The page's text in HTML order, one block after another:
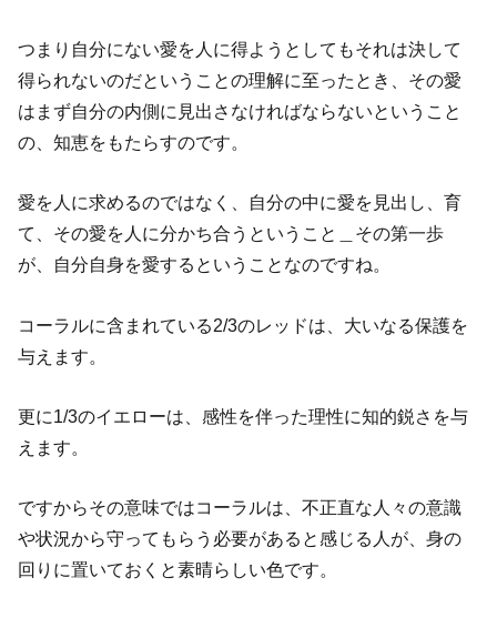
つまり自分にない愛を人に得ようとしてもそれは決して
得られないのだということの理解に至ったとき、その愛
はまず自分の内側に見出さなければならないということ
の、知恵をもたらすのです。
愛を人に求めるのではなく、自分の中に愛を見出し、育
て、その愛を人に分かち合うということ＿その第一歩
が、自分自身を愛するということなのですね。
コーラルに含まれている2/3のレッドは、大いなる保護を
与えます。
更に1/3のイエローは、感性を伴った理性に知的鋭さを与
えます。
ですからその意味ではコーラルは、不正直な人々の意識
や状況から守ってもらう必要があると感じる人が、身の
回りに置いておくと素晴らしい色です。